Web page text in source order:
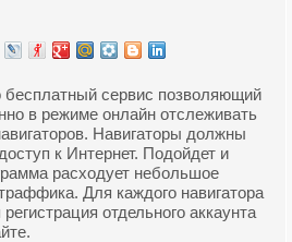
бесплатный сервис позволяющий
в режиме онлайн отслеживать
Навигаторы должны
к Интернет. Подойдет и
расходует небольшое
Для каждого навигатора
отдельного аккаунта